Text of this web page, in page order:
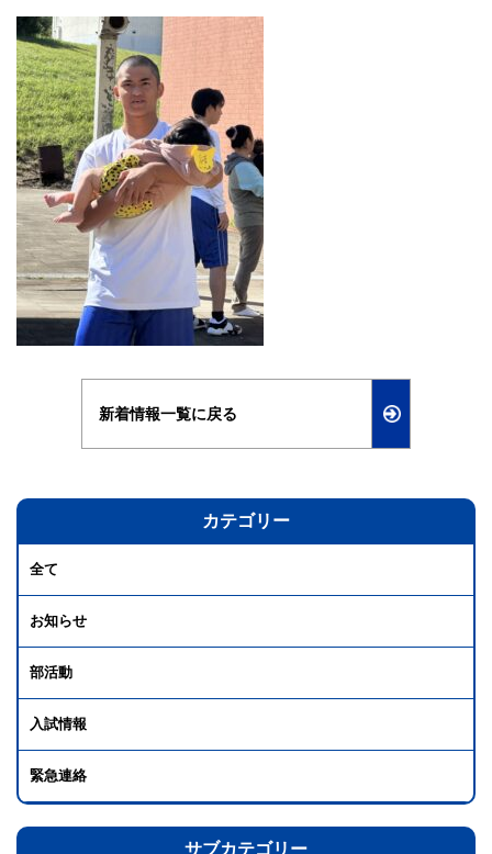
新着情報一覧に戻る
カテゴリー
全て
お知らせ
部活動
入試情報
緊急連絡
サブカテゴリー